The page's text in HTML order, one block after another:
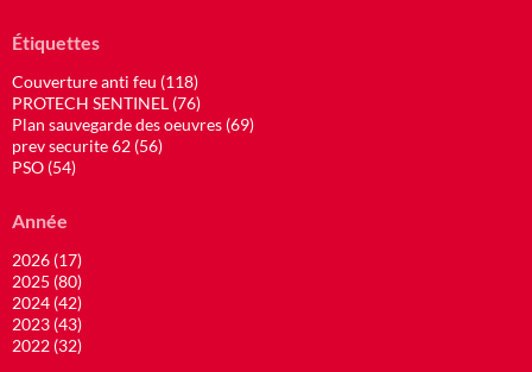
Étiquettes
Couverture anti feu (118)
PROTECH SENTINEL (76)
Plan sauvegarde des oeuvres (69)
prev securite 62 (56)
PSO (54)
Année
2026 (17)
2025 (80)
2024 (42)
2023 (43)
2022 (32)